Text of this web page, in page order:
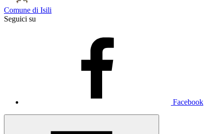
Comune di Isili
Seguici su
Facebook